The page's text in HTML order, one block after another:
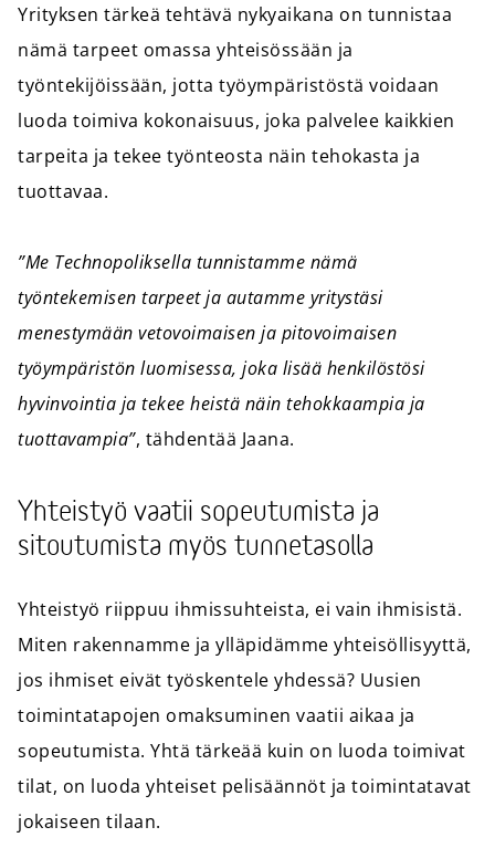
Yrityksen tärkeä tehtävä nykyaikana on tunnistaa
nämä tarpeet omassa yhteisössään ja
työntekijöissään, jotta työympäristöstä voidaan
luoda toimiva kokonaisuus, joka palvelee kaikkien
tarpeita ja tekee työnteosta näin tehokasta ja
tuottavaa.
”Me Technopoliksella tunnistamme nämä
työntekemisen tarpeet ja autamme yritystäsi
menestymään vetovoimaisen ja pitovoimaisen
työympäristön luomisessa, joka lisää henkilöstösi
hyvinvointia ja tekee heistä näin tehokkaampia ja
tuottavampia”, tähdentää Jaana.
Yhteistyö vaatii sopeutumista ja
sitoutumista myös tunnetasolla
Yhteistyö riippuu ihmissuhteista, ei vain ihmisistä.
Miten rakennamme ja ylläpidämme yhteisöllisyyttä,
jos ihmiset eivät työskentele yhdessä? Uusien
toimintatapojen omaksuminen vaatii aikaa ja
sopeutumista. Yhtä tärkeää kuin on luoda toimivat
tilat, on luoda yhteiset pelisäännöt ja toimintatavat
jokaiseen tilaan.